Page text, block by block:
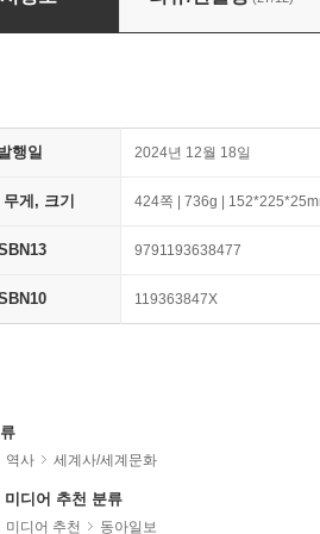
행일 2024년 12월 18일
게, 크기 424쪽 | 736g |
9791193638477
119363847X
역사 세계사/세계문화
미디어 추천 분류
미디어 추천 동아일보